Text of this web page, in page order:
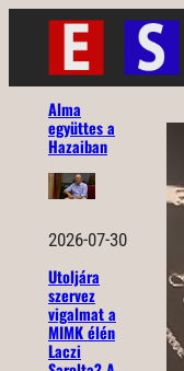
Ugrás
tartalomhoz
Alma
együttes a
Hazaiban
2026-07-30
Utoljára
szervez
vigalmat a
MIMK élén
Laczi